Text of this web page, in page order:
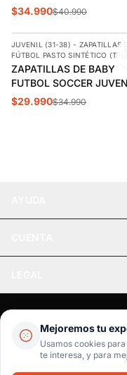
Mejoremos tu
Usamos cookies
te interesa, y para
INFANTIL BS27-1
$34.990$40.990
-14%
AGREGAR
JUVENIL (31-38) - ZAPATILLAS
FÚTBOL PASTO SINTÉTICO (TF)
ZAPATILLAS DE BABY
FUTBOL SOCCER
BS26-1
$29.990$34.990